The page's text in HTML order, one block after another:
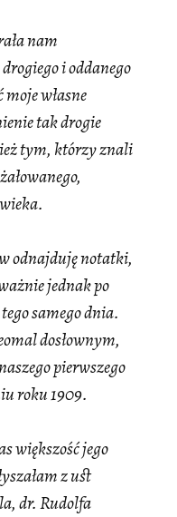
nam
i oddanego
własne
tak drogie
tym, którzy znali
odnajduję notatki,
jednak po
samego dnia.
dosłownym,
pierwszego
roku 1909.
większość jego
z ust
dr. Rudolfa